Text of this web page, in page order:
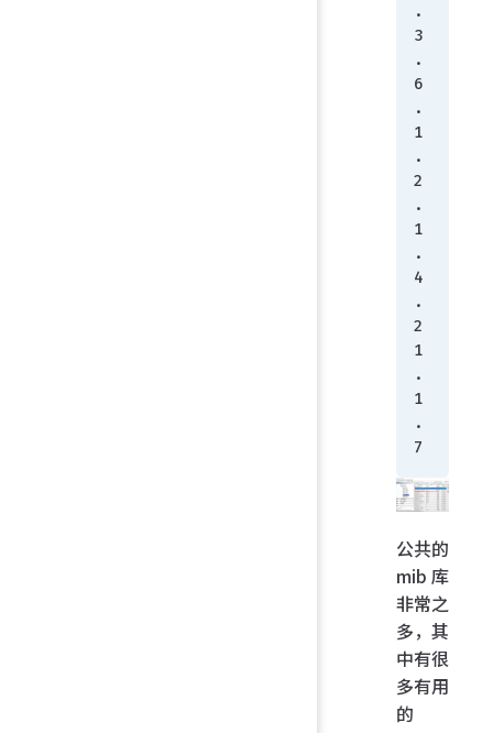
.
3
.
6
.
1
.
2
.
1
.
4
.
2
1
.
1
.
7
公共的
mib 库
非常之
多，其
中有很
多有用
的